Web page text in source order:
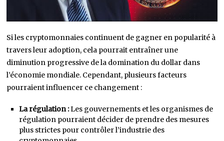
Si les cryptomonnaies continuent de gagner en popularité à
travers leur adoption, cela pourrait entraîner une
diminution progressive de la domination du dollar dans
l’économie mondiale. Cependant, plusieurs facteurs
pourraient influencer ce changement :
La régulation :Les gouvernements et les organismes de
régulation pourraient décider de prendre des mesures
plus strictes pour contrôler l’industrie des